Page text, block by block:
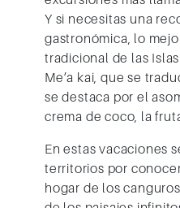
Y si necesitas una
gastronómica, lo
tradicional de las
Me’a kai, que se
se destaca por el
crema de coco, la
En estas vacaciones
territorios por
hogar de los